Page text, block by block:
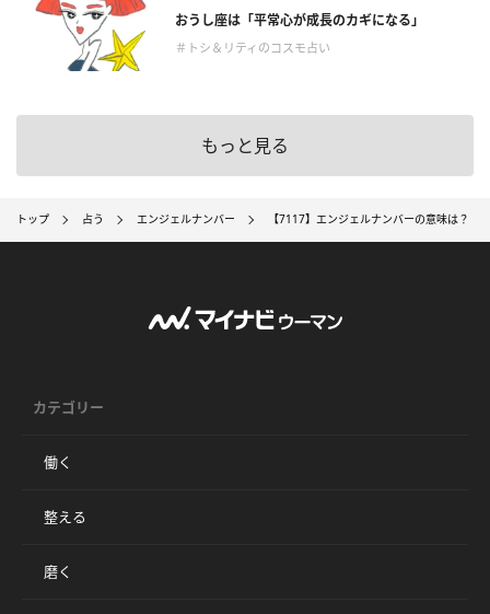
おうし座は「平常心が成長のカギになる」
＃トシ＆リティのコスモ占い
もっと見る
トップ 占う エンジェルナンバー 【7117】エンジェルナンバーの意味は？
カテゴリー
働く
整える
磨く